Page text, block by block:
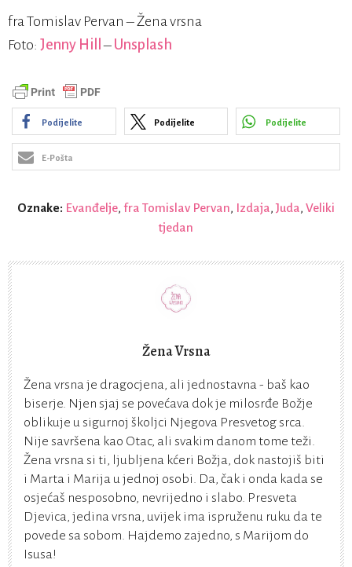
fra Tomislav Pervan – Žena vrsna
Foto: Jenny Hill – Unsplash
Podijelite Podijelite Podijelite
E-Pošta
Oznake: Evanđelje, fra Tomislav Pervan, Izdaja, Juda, Veliki
tjedan
Žena Vrsna
Žena vrsna je dragocjena, ali jednostavna - baš kao
biserje. Njen sjaj se povećava dok je milosrđe Božje
oblikuje u sigurnoj školjci Njegova Presvetog srca.
Nije savršena kao Otac, ali svakim danom tome teži.
Žena vrsna si ti, ljubljena kćeri Božja, dok nastojiš biti
i Marta i Marija u jednoj osobi. Da, čak i onda kada se
osjećaš nesposobno, nevrijedno i slabo. Presveta
Djevica, jedina vrsna, uvijek ima ispruženu ruku da te
povede sa sobom. Hajdemo zajedno, s Marijom do
Isusa!